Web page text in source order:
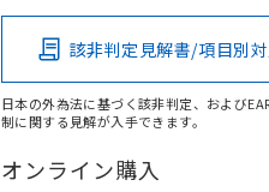
該非判定見解書/項目別
日本の外為法に基づく該非判定、および
制に関する見解が入手できます。
オンライン購入